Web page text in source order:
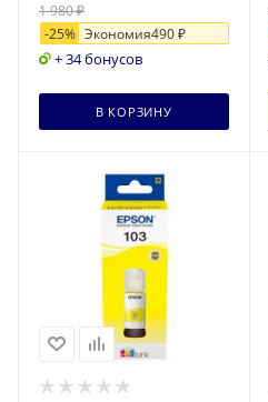
1 980₽
-25% Экономия490₽
+ 34 бонусов
В КОРЗИНУ